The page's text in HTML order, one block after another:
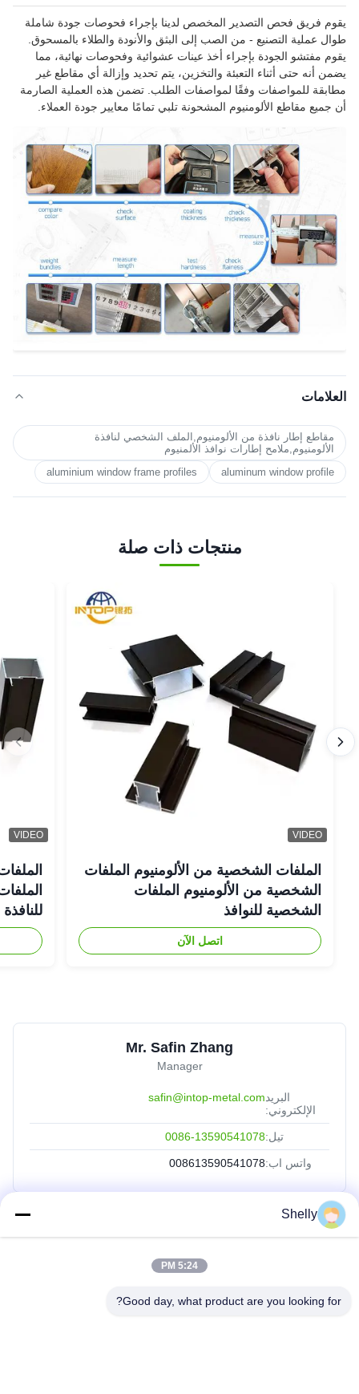
يقوم فريق فحص التصدير المخصص لدينا بإجراء فحوصات جودة شاملة
طوال عملية التصنيع - من الصب إلى البثق والأنودة والطلاء بالمسحوق.
يقوم مفتشو الجودة بإجراء أخذ عينات عشوائية وفحوصات نهائية، مما
يضمن أنه حتى أثناء التعبئة والتخزين، يتم تحديد وإزالة أي مقاطع غير
مطابقة للمواصفات وفقًا لمواصفات الطلب. تضمن هذه العملية الصارمة
أن جميع مقاطع الألومنيوم المشحونة تلبي تمامًا معايير جودة العملاء.
العلامات
مقاطع إطار نافذة من الألومنيوم,الملف الشخصي لنافذة
الألومنيوم,ملامح إطارات نوافذ الألمنيوم
aluminum window profile
aluminium window frame profiles
منتجات ذات صلة
VIDEO
الملفات الشخصية من الألومنيوم الملفات
الشخصية من الألومنيوم الملفات
الشخصية للنوافذ
اتصل الآن
VIDEO
للنافذة
Mr. Safin Zhang
Manager
البريد
الإلكتروني:
safin@intop-metal.com
تيل:0086-13590541078
واتس اب:008613590541078
روابط سريعة
منزل
حول بنا
Shelly
5:24 PM
Good day, what product are you looking for?